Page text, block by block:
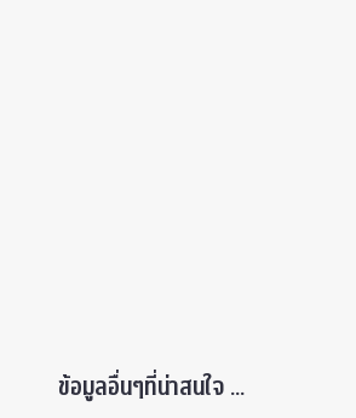
ข้อมูลอื่นๆที่น่าสนใจ ...